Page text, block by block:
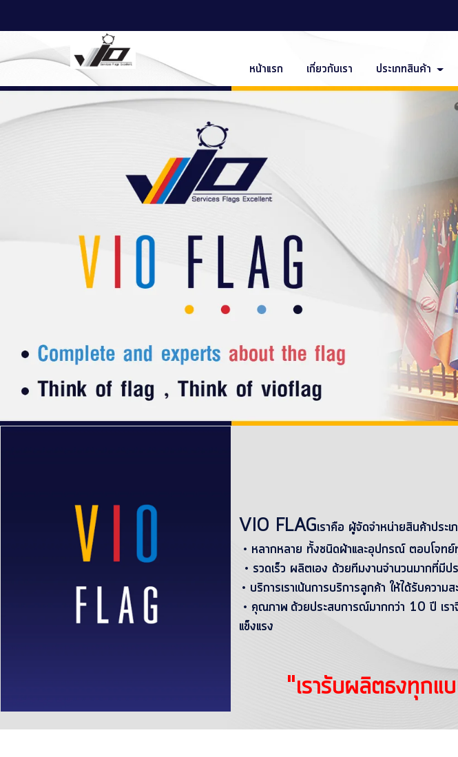
หน้าแรก เกี่ยวกับเรา ประเภทสินค้า
VIO FLAGเราคือ ผู้จัดจำหน่ายสินค้าประ
• หลากหลาย ทั้งชนิดผ้าและอุปกรณ์ ตอบโจทย์
• รวดเร็ว ผลิตเอง ด้วยทีมงานจำนวนมากที่มี
• บริการเราเน้นการบริการลูกค้า ให้ได้รับควา
• คุณภาพ ด้วยประสบการณ์มากกว่า 10 ปี เร
แข็งแรง
"เรารับผลิตธงทุกแ